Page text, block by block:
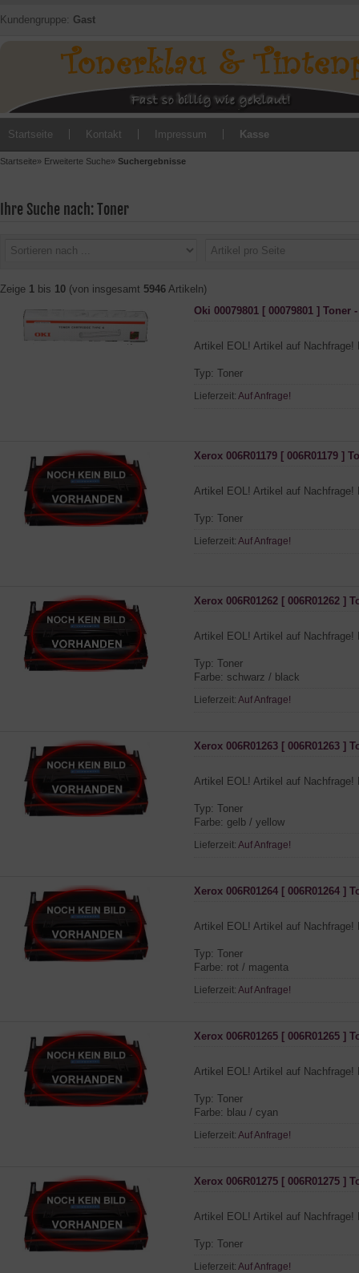
Kundengruppe: Gast
Startseite Kontakt Impressum Kasse
Startseite» Erweiterte Suche» Suchergebnisse
Ihre Suche nach: Toner
Zeige 1 bis 10 (von insgesamt 5946 Artikeln)
Oki 00079801 [ 00079801 ] Toner
Artikel EOL! Artikel auf Nachfrage!
Typ: Toner
Lieferzeit: Auf Anfrage!
Xerox 006R01179 [ 006R01179 ]
Artikel EOL! Artikel auf Nachfrage!
Typ: Toner
Lieferzeit: Auf Anfrage!
Xerox 006R01262 [ 006R01262 ]
Artikel EOL! Artikel auf Nachfrage!
Typ: Toner
Farbe: schwarz / black
Lieferzeit: Auf Anfrage!
Xerox 006R01263 [ 006R01263 ]
Artikel EOL! Artikel auf Nachfrage!
Typ: Toner
Farbe: gelb / yellow
Lieferzeit: Auf Anfrage!
Xerox 006R01264 [ 006R01264 ]
Artikel EOL! Artikel auf Nachfrage!
Typ: Toner
Farbe: rot / magenta
Lieferzeit: Auf Anfrage!
Xerox 006R01265 [ 006R01265 ]
Artikel EOL! Artikel auf Nachfrage!
Typ: Toner
Farbe: blau / cyan
Lieferzeit: Auf Anfrage!
Xerox 006R01275 [ 006R01275 ]
Artikel EOL! Artikel auf Nachfrage!
Typ: Toner
Lieferzeit: Auf Anfrage!